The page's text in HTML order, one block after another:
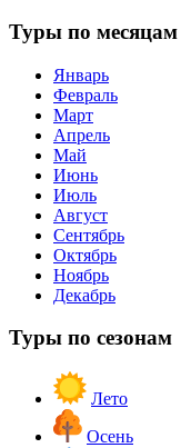
Туры по месяцам
Январь
Февраль
Март
Апрель
Май
Июнь
Июль
Август
Сентябрь
Октябрь
Ноябрь
Декабрь
Туры по сезонам
Лето
Осень